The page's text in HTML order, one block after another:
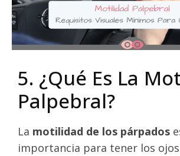
5. ¿Qué Es La
Palpebral?
La motilidad de los párpados
importancia para tener los